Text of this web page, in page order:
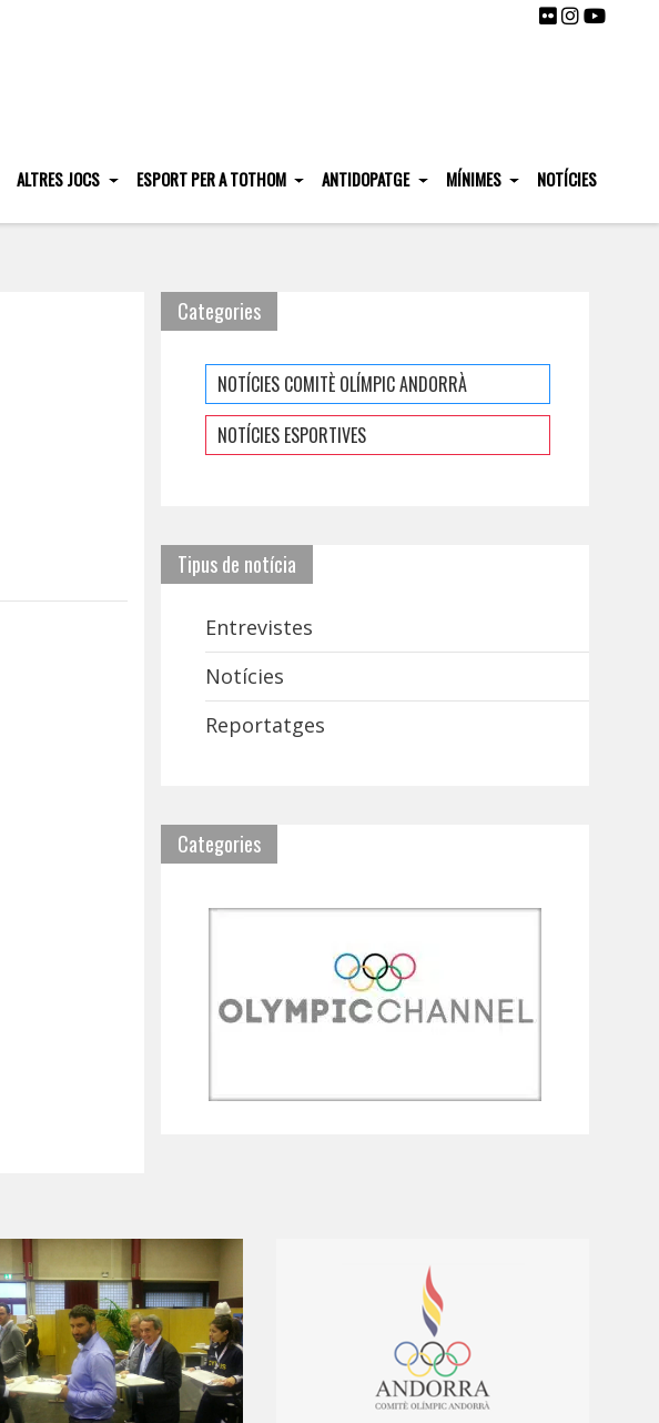
ALTRES JOCS ESPORT PER A TOTHOM ANTIDOPATGE MÍNIMES NOTÍCIES
Categories
NOTÍCIES COMITÈ OLÍMPIC ANDORRÀ
NOTÍCIES ESPORTIVES
Tipus de notícia
Entrevistes
Notícies
Reportatges
Categories